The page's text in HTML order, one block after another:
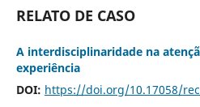
RELATO DE CASO
A interdisciplinaridade na
experiência
DOI: https://doi.org/10.17058/